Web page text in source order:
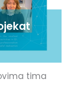
tima